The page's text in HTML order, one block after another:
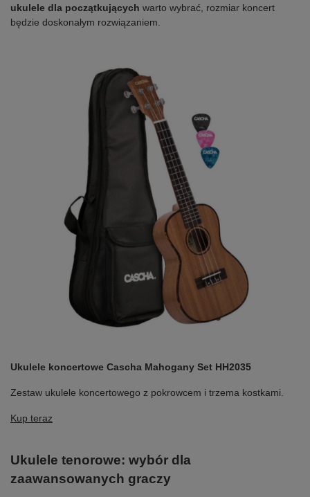
ukulele dla początkujących warto wybrać, rozmiar koncert
będzie doskonałym rozwiązaniem.
Ukulele koncertowe Cascha Mahogany Set HH2035
Zestaw ukulele koncertowego z pokrowcem i trzema kostkami.
Kup teraz
Ukulele tenorowe: wybór dla
zaawansowanych graczy